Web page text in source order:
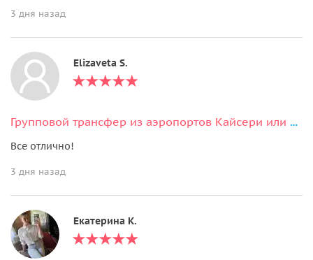
3 дня назад
Elizaveta S.
Групповой трансфер из аэропортов Кайсери или Невшехир
Все отлично!
3 дня назад
Екатерина К.